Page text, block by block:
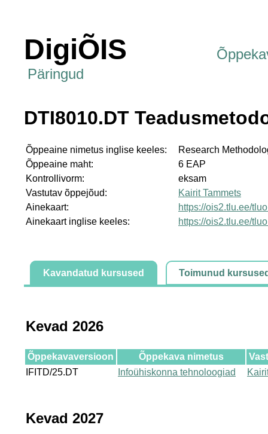
DigiÕIS
Päringud
DTI8010.DT
Õppeaine nimetus inglise keeles:
Research
Õppeaine maht:
6 EAP
Kontrollivorm:
eksam
Vastutav õppejõud:
Kairit Tammets
Ainekaart:
https://ois2.tlu.ee/
Ainekaart inglise keeles:
https://ois2.tlu.ee/
Kavandatud kursused Toimunud
Kevad 2026
Õppekavaversioon Õppekava nimetus
IFITD/25.DT
Infoühiskonna tehnoloogiad
Kevad 2027